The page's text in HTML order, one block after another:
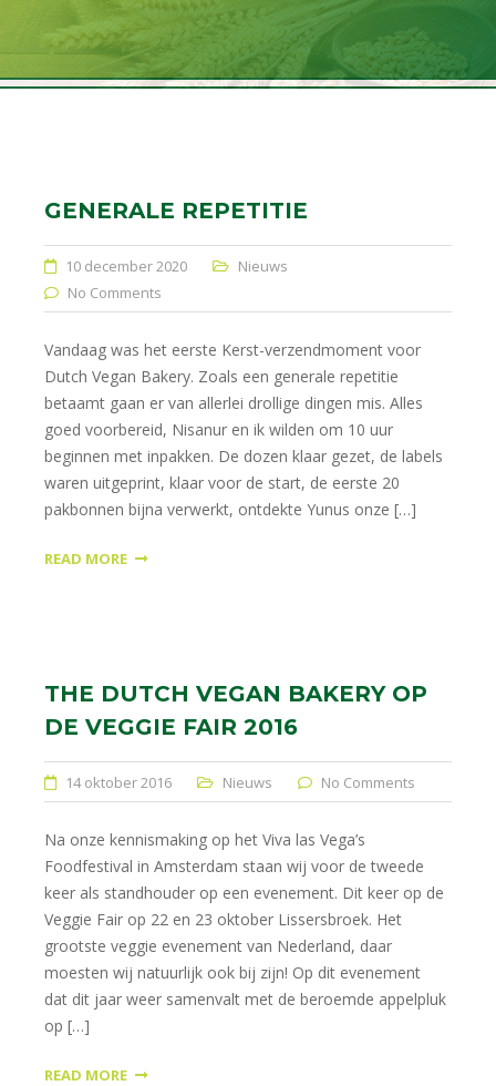
GENERALE REPETITIE
10 december 2020
Nieuws
No Comments
Vandaag was het eerste Kerst-verzendmoment voor
Dutch Vegan Bakery. Zoals een generale repetitie
betaamt gaan er van allerlei drollige dingen mis. Alles
goed voorbereid, Nisanur en ik wilden om 10 uur
beginnen met inpakken. De dozen klaar gezet, de labels
waren uitgeprint, klaar voor de start, de eerste 20
pakbonnen bijna verwerkt, ontdekte Yunus onze […]
READ MORE
THE DUTCH VEGAN BAKERY OP
DE VEGGIE FAIR 2016
14 oktober 2016 Nieuws No Comments
Na onze kennismaking op het Viva las Vega’s
Foodfestival in Amsterdam staan wij voor de tweede
keer als standhouder op een evenement. Dit keer op de
Veggie Fair op 22 en 23 oktober Lissersbroek. Het
grootste veggie evenement van Nederland, daar
moesten wij natuurlijk ook bij zijn! Op dit evenement
dat dit jaar weer samenvalt met de beroemde appelpluk
op […]
READ MORE